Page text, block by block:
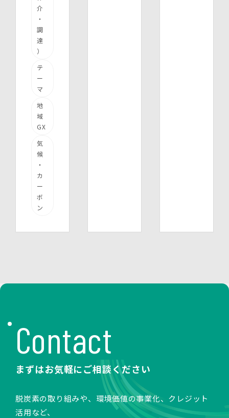
介
・
調
達
）
テ
ー
マ
地
域
GX
気
候
・
カ
ー
ボ
ン
Contact
まずはお気軽にご相談ください
脱炭素の取り組みや、環境価値の事業化、クレジット
活用など、